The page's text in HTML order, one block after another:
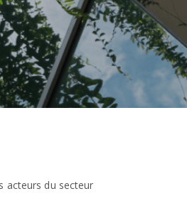
acteurs du secteur